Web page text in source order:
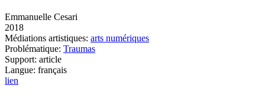
Emmanuelle Cesari
2018
Médiations artistiques: arts numériques
Problématique: Traumas
Support: article
Langue: français
lien